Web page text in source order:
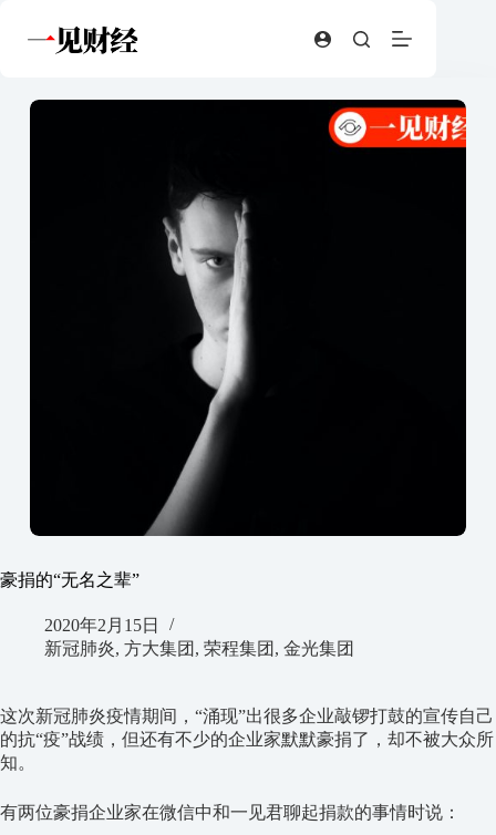
豪捐的“无名之辈”
2020年2月15日
新冠肺炎, 方大集团 , 荣程集团 , 金光集团
这次新冠肺炎疫情期间，“涌现”出很多企业敲锣打鼓的宣传自己
的抗“疫”战绩，但还有不少的企业家默默豪捐了，却不被大众所
知。
有两位豪捐企业家在微信中和一见君聊起捐款的事情时说：